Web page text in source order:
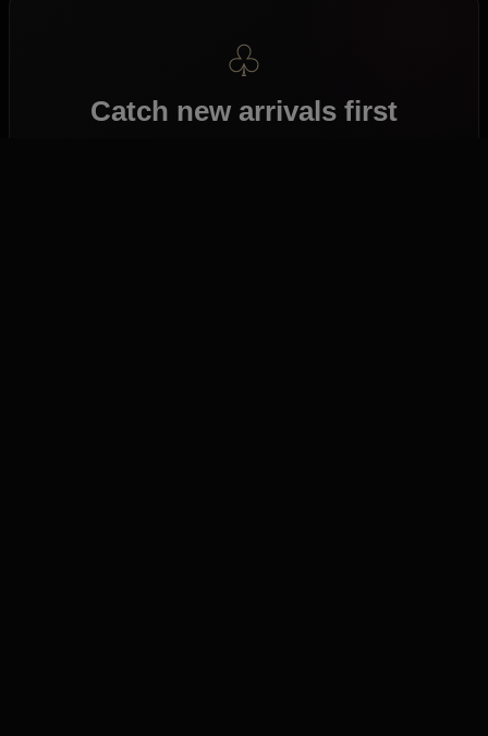
♧
Catch new arrivals first